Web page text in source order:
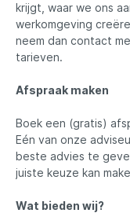
krijgt, waar we ons
werkomgeving
neem dan contact
tarieven.
Afspraak maken
Boek een (gratis)
Eén van onze
beste advies te
juiste keuze kan
Wat bieden wij?